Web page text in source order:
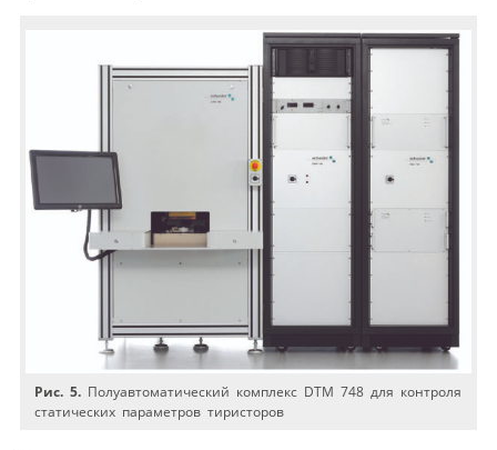
Рис. 5. Полуавтоматический комплекс DTM 748 для контроля
статических параметров тиристоров